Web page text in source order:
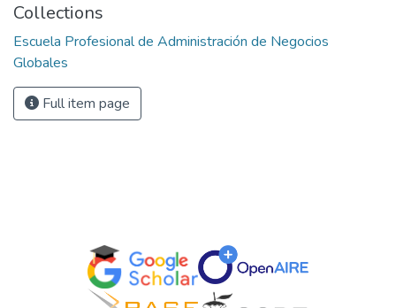
Collections
Escuela Profesional de Administración de Negocios
Globales
Full item page